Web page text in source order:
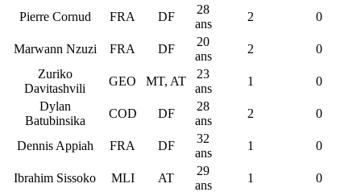
Pierre Cornud FRA DF
28
ans
2 0
Marwann Nzuzi FRA DF
20
ans
2
0
Zuriko
Davitashvili
GEO MT, AT
23
ans
1
0
Dylan
Batubinsika
COD DF
28
ans
2 0
Dennis Appiah FRA DF
32
ans
1 0
Ibrahim Sissoko MLI AT
29
ans
1 0